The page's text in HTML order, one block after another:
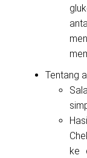
Tentang
ke